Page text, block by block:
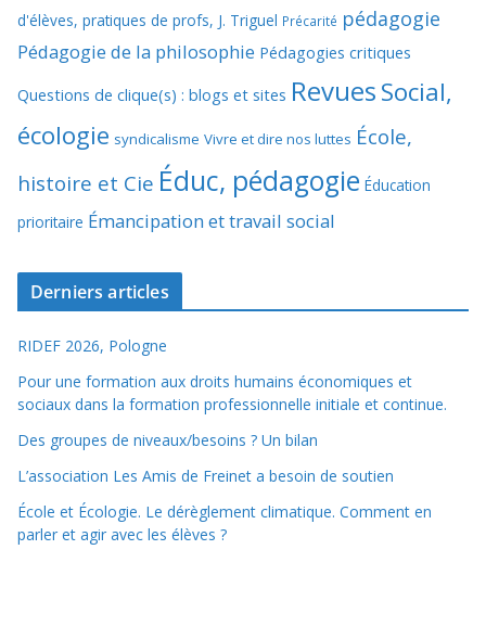
d'élèves, pratiques de profs, J. Triguel Précarité pédagogie
Pédagogie de la philosophie Pédagogies critiques
Questions de clique(s) : blogs et sites RevuesSocial,
écologie syndicalisme Vivre et dire nos luttes École,
histoire et Cie Éduc, pédagogie Éducation
prioritaire Émancipation et travail social
Derniers articles
RIDEF 2026, Pologne
Pour une formation aux droits humains économiques et
sociaux dans la formation professionnelle initiale et continue.
Des groupes de niveaux/besoins ? Un bilan
L’association Les Amis de Freinet a besoin de soutien
École et Écologie. Le dérèglement climatique. Comment en
parler et agir avec les élèves ?